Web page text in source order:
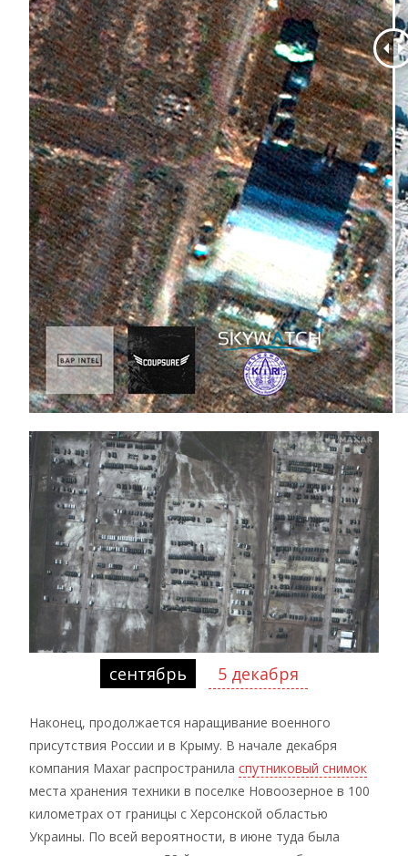
сентябрь 5 декабря
Наконец, продолжается наращивание военного
присутствия России и в Крыму. В начале декабря
компания Maxar распространила спутниковый снимок
места хранения техники в поселке Новоозерное в 100
километрах от границы с Херсонской областью
Украины. По всей вероятности, в июне туда была